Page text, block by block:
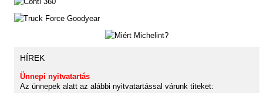
HÍREK
Ünnepi nyitvatartás
Az ünnepek alatt az alábbi nyitvatartással várunk titeket: